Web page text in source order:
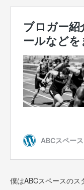
僕はABCスペースのス